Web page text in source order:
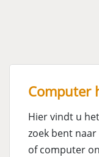
Computer
Hier vindt u
zoek bent
of computer